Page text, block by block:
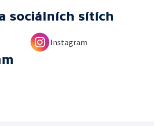
sociálních sítích
Instagram